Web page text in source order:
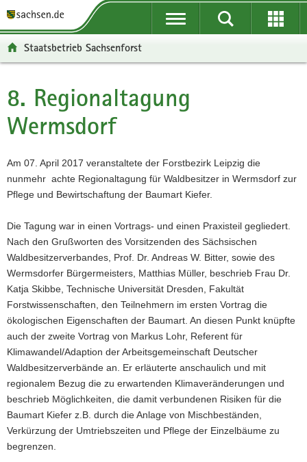
t
ü
b
e
g
r
e
f
e
n
d
e
N
a
v
i
g
a
t
i
o
n
t
n
a
v
g
a
t
o
n
p
n
h
a
t
t
e
n
o
r
m
t
i
o
n
t
-
B
e
e
i
c
Staatsbetrieb Sachsenforst
Hauptinhalt
8. Regionaltagung
Wermsdorf
Am 07. April 2017 veranstaltete der Forstbezirk Leipzig die
nunmehr achte Regionaltagung für Waldbesitzer in Wermsdorf zur
Pflege und Bewirtschaftung der Baumart Kiefer.
Die Tagung war in einen Vortrags- und einen Praxisteil gegliedert.
Nach den Grußworten des Vorsitzenden des Sächsischen
Waldbesitzerverbandes, Prof. Dr. Andreas W. Bitter, sowie des
Wermsdorfer Bürgermeisters, Matthias Müller, beschrieb Frau Dr.
Katja Skibbe, Technische Universität Dresden, Fakultät
Forstwissenschaften, den Teilnehmern im ersten Vortrag die
ökologischen Eigenschaften der Baumart. An diesen Punkt knüpfte
auch der zweite Vortrag von Markus Lohr, Referent für
Klimawandel/Adaption der Arbeitsgemeinschaft Deutscher
Waldbesitzerverbände an. Er erläuterte anschaulich und mit
regionalem Bezug die zu erwartenden Klimaveränderungen und
beschrieb Möglichkeiten, die damit verbundenen Risiken für die
Baumart Kiefer z.B. durch die Anlage von Mischbeständen,
Verkürzung der Umtriebszeiten und Pflege der Einzelbäume zu
begrenzen.